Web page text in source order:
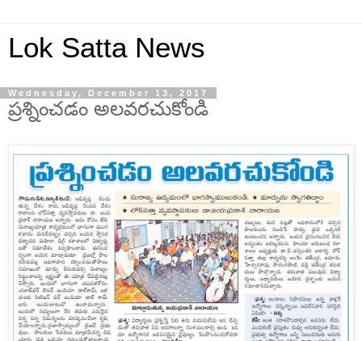
Lok Satta News
Wednesday, December 13, 2017
ప్రశ్నించడం అలవరచుకోండి